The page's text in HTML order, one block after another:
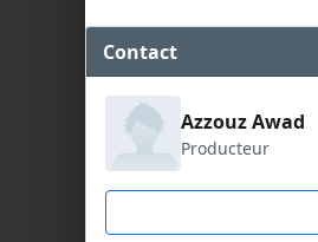
Contact
Azzouz Awad
Producteur